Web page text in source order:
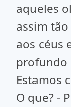
aqueles
assim
aos céus
profundo
Estamos
O que? -